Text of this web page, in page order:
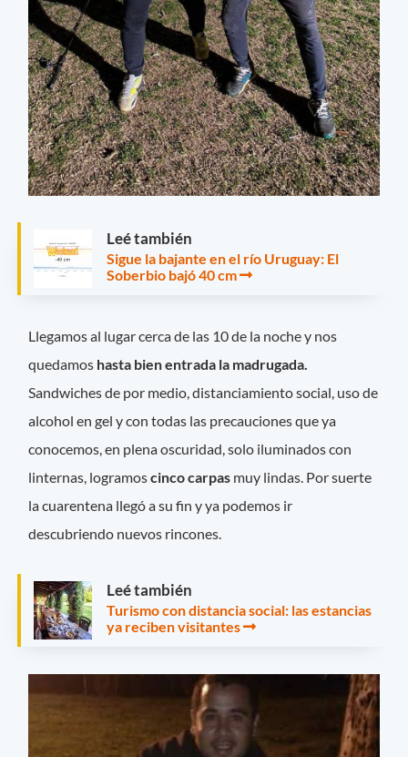
Leé también
Sigue la bajante en el río Uruguay: El
Soberbio bajó 40 cm
Llegamos al lugar cerca de las 10 de la noche y nos
quedamos hasta bien entrada la madrugada.
Sandwiches de por medio, distanciamiento social, uso de
alcohol en gel y con todas las precauciones que ya
conocemos, en plena oscuridad, solo iluminados con
linternas, logramoscinco carpas muy lindas. Por suerte
la cuarentena llegó a su fin y ya podemos ir
descubriendo nuevos rincones.
Leé también
Turismo con distancia social: las estancias
ya reciben visitantes